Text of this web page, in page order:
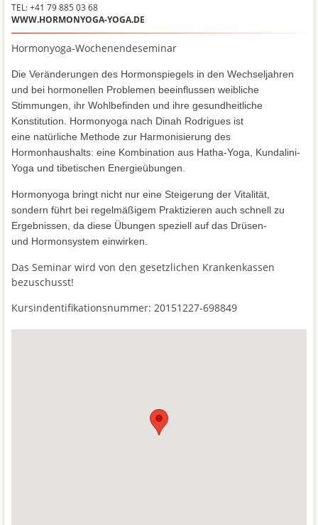
TEL: +41 79 885 03 68
WWW.HORMONYOGA-YOGA.DE
Hormonyoga-Wochenendeseminar
Die Veränderungen des Hormonspiegels in den Wechseljahren
und bei hormonellen Problemen beeinflussen weibliche
Stimmungen, ihr Wohlbefinden und ihre gesundheitliche
Konstitution. Hormonyoga nach Dinah Rodrigues ist
eine natürliche Methode zur Harmonisierung des
Hormonhaushalts: eine Kombination aus Hatha-Yoga, Kundalini-
Yoga und tibetischen Energieübungen.
Hormonyoga bringt nicht nur eine Steigerung der Vitalität,
sondern führt bei regelmäßigem Praktizieren auch schnell zu
Ergebnissen, da diese Übungen speziell auf das Drüsen-
und Hormonsystem einwirken.
Das Seminar wird von den gesetzlichen Krankenkassen
bezuschusst!
Kursindentifikationsnummer: 20151227-698849